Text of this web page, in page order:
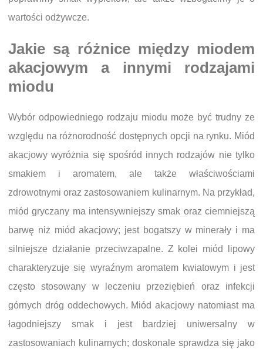
wartości odżywcze.
Jakie są różnice między miodem
akacjowym a innymi rodzajami
miodu
Wybór odpowiedniego rodzaju miodu może być trudny ze
względu na różnorodność dostępnych opcji na rynku. Miód
akacjowy wyróżnia się spośród innych rodzajów nie tylko
smakiem i aromatem, ale także właściwościami
zdrowotnymi oraz zastosowaniem kulinarnym. Na przykład,
miód gryczany ma intensywniejszy smak oraz ciemniejszą
barwę niż miód akacjowy; jest bogatszy w minerały i ma
silniejsze działanie przeciwzapalne. Z kolei miód lipowy
charakteryzuje się wyraźnym aromatem kwiatowym i jest
często stosowany w leczeniu przeziębień oraz infekcji
górnych dróg oddechowych. Miód akacjowy natomiast ma
łagodniejszy smak i jest bardziej uniwersalny w
zastosowaniach kulinarnych; doskonale sprawdza się jako